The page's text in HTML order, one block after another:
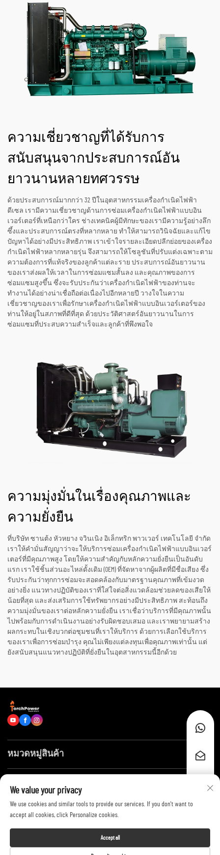
ความเชี่ยวชาญที่ได้รับการ
สนับสนุนจากประสบการณ์อัน
ยาวนานหลายทศวรรษ
ด้วยประสบการณ์มากกว่า 32 ปีในอุตสาหกรรมเครื่องกำเนิดไฟฟ้า
ดีเซล เรามีความเชี่ยวชาญด้านการซ่อมเครื่องกำเนิดไฟฟ้าแบบอิน
เวอร์เตอร์ที่เหนือกว่าใคร ช่างเทคนิคผู้มีทักษะของเรามีความรู้อย่างลึก
ซึ้งและประสบการณ์ตรงที่หลากหลาย ทำให้สามารถวินิจฉัยและแก้ไข
ปัญหาได้อย่างมีประสิทธิภาพ เราเข้าใจรายละเอียดปลีกย่อยของเครื่อง
กำเนิดไฟฟ้าหลากหลายรุ่น จึงสามารถให้โซลูชันที่ปรับแต่งเฉพาะตาม
ความต้องการที่แท้จริงของลูกค้าแต่ละราย ประสบการณ์อันยาวนาน
ของเราส่งผลให้เวลาในการซ่อมแซมสั้นลง และคุณภาพของการ
ซ่อมแซมสูงขึ้น ซึ่งจะรับประกันว่าเครื่องกำเนิดไฟฟ้าของท่านจะ
ทำงานได้อย่างน่าเชื่อถือต่อเนื่องไปอีกหลายปี วางใจในความ
เชี่ยวชาญของเราเพื่อรักษาเครื่องกำเนิดไฟฟ้าแบบอินเวอร์เตอร์ของ
ท่านให้อยู่ในสภาพที่ดีที่สุด ด้วยประวัติศาสตร์อันยาวนานในการ
ซ่อมแซมที่ประสบความสำเร็จและลูกค้าที่พึงพอใจ
ความมุ่งมั่นในเรื่องคุณภาพและ
ความยั่งยืน
ที่บริษัท ซานต้ง หัวหยาง จวินเนิง อิเล็กทริก พาวเวอร์ เทคโนโลยี จำกัด
เราให้คำมั่นสัญญาว่าจะให้บริการซ่อมเครื่องกำเนิดไฟฟ้าแบบอินเวอร์
เตอร์ที่มีคุณภาพสูง โดยให้ความสำคัญกับหลักความยั่งยืนเป็นอันดับ
แรก เราใช้ชิ้นส่วนอะไหล่ดั้งเดิม (OEM) ที่จัดหาจากผู้ผลิตที่มีชื่อเสียง ซึ่ง
รับประกันว่าทุกการซ่อมจะสอดคล้องกับมาตรฐานคุณภาพที่เข้มงวด
อย่างยิ่ง แนวทางปฏิบัติของเราที่ใส่ใจต่อสิ่งแวดล้อมช่วยลดของเสียให้
น้อยที่สุด และส่งเสริมการใช้ทรัพยากรอย่างมีประสิทธิภาพ สะท้อนถึง
ความมุ่งมั่นของเราต่อหลักความยั่งยืน เราเชื่อว่าบริการที่มีคุณภาพนั้น
ไปพร้อมกับการดำเนินงานอย่างรับผิดชอบเสมอ และเราพยายามสร้าง
ผลกระทบในเชิงบวกต่อชุมชนที่เราให้บริการ ด้วยการเลือกใช้บริการ
ของเราเพื่อการซ่อมบำรุง คุณไม่เพียงแต่ลงทุนเพื่อคุณภาพเท่านั้น แต่
ยังสนับสนุนแนวทางปฏิบัติที่ยั่งยืนในอุตสาหกรรมนี้อีกด้วย
หมวดหมู่สินค้า
ติดต่อเรา
We value your privacy
We use cookies and similar tools to provide our services. If you don't want to
accept all cookies, click Personalize cookies.
Accept all